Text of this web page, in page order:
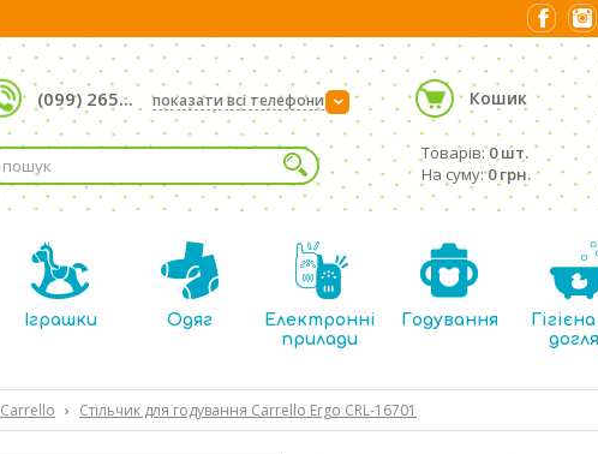
(099) 265... ›
показати всі телефони Кошик
Товарів:0 шт.
На суму:0 грн.
Іграшки Одяг
Електронні
прилади
Годування
Carrello › Стільчик для годування Carrello Ergo CRL-16701